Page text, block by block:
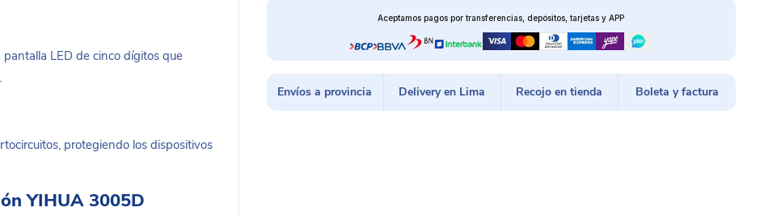
Aceptamos pagos por transferencias, depósitos, tarjetas y APP
Envíos a provincia Delivery en Lima Recojo en tienda Boleta y factura
pantalla LED de cinco dígitos que
protegiendo los dispositivos
YIHUA 3005D